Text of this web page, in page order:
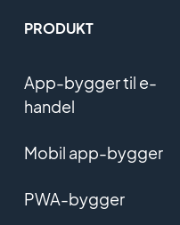
PRODUKT
App-bygger til e-
handel
Mobil app-bygger
PWA-bygger